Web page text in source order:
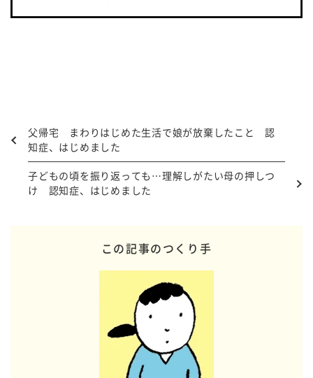
父帰宅 まわりはじめた生活で娘が放棄したこと 認
知症、はじめました
子どもの頃を振り返っても…理解しがたい母の押しつ
け 認知症、はじめました
この記事のつくり手